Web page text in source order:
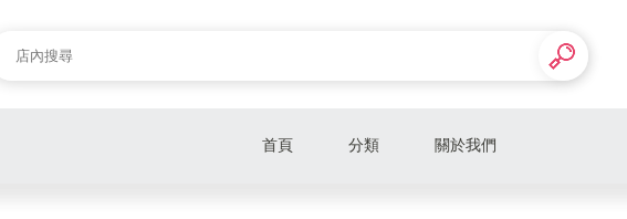
首頁 分類 關於我們